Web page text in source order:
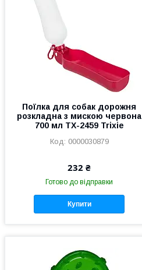
Поїлка для собак дорожня
розкладна з мискою червона
700 мл TX-2459 Trixie
0000030879
232 ₴
Готово до відправки
Купити